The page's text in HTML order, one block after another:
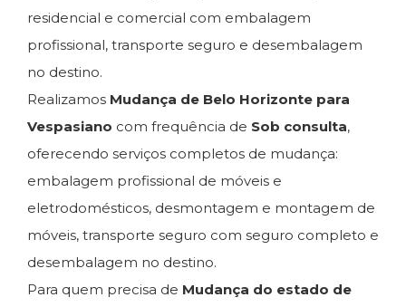
residencial e comercial com embalagem
profissional, transporte seguro e desembalagem
no destino.
Realizamos Mudança de Belo Horizonte para
Vespasiano com frequência de Sob consulta,
oferecendo serviços completos de mudança:
embalagem profissional de móveis e
eletrodomésticos, desmontagem e montagem de
móveis, transporte seguro com seguro completo e
desembalagem no destino.
Para quem precisa de Mudança do estado de